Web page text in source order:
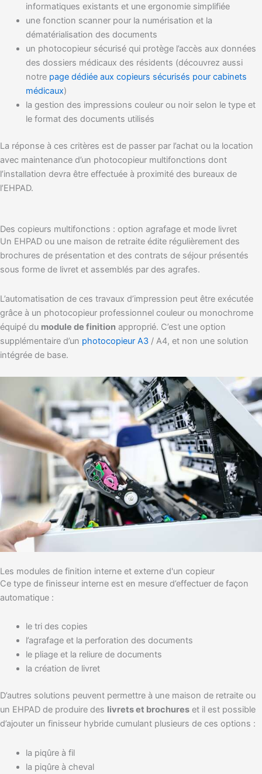
informatiques existants et une ergonomie simplifiée
une fonction scanner pour la numérisation et la
dématérialisation des documents
un photocopieur sécurisé qui protège l’accès aux données
des dossiers médicaux des résidents (découvrez aussi
notre page dédiée aux copieurs sécurisés pour cabinets
médicaux)
la gestion des impressions couleur ou noir selon le type et
le format des documents utilisés
La réponse à ces critères est de passer par l’achat ou la location
avec maintenance d’un photocopieur multifonctions dont
l’installation devra être effectuée à proximité des bureaux de
l’EHPAD.
Des copieurs multifonctions : option agrafage et mode livret
Un EHPAD ou une maison de retraite édite régulièrement des
brochures de présentation et des contrats de séjour présentés
sous forme de livret et assemblés par des agrafes.
L’automatisation de ces travaux d’impression peut être exécutée
grâce à un photocopieur professionnel couleur ou monochrome
équipé du module de finition approprié. C’est une option
supplémentaire d’un photocopieur A3 / A4, et non une solution
intégrée de base.
Les modules de finition interne et externe d'un copieur
Ce type de finisseur interne est en mesure d’effectuer de façon
automatique :
le tri des copies
l’agrafage et la perforation des documents
le pliage et la reliure de documents
la création de livret
D’autres solutions peuvent permettre à une maison de retraite ou
un EHPAD de produire des livrets et brochures et il est possible
d’ajouter un finisseur hybride cumulant plusieurs de ces options :
la piqûre à fil
la piqûre à cheval